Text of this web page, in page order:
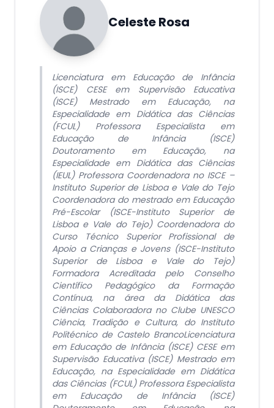
Celeste Rosa
Licenciatura em Educação de Infância
(ISCE) CESE em Supervisão Educativa
(ISCE) Mestrado em Educação, na
Especialidade em Didática das Ciências
(FCUL) Professora Especialista em
Educação de Infância (ISCE)
Doutoramento em Educação, na
Especialidade em Didática das Ciências
(IEUL) Professora Coordenadora no ISCE –
Instituto Superior de Lisboa e Vale do Tejo
Coordenadora do mestrado em Educação
Pré-Escolar (ISCE-Instituto Superior de
Lisboa e Vale do Tejo) Coordenadora do
Curso Técnico Superior Profissional de
Apoio a Crianças e Jovens (ISCE-Instituto
Superior de Lisboa e Vale do Tejo)
Formadora Acreditada pelo Conselho
Científico Pedagógico da Formação
Contínua, na área da Didática das
Ciências Colaboradora no Clube UNESCO
Ciência, Tradição e Cultura, do Instituto
Politécnico de Castelo BrancoLicenciatura
em Educação de Infância (ISCE) CESE em
Supervisão Educativa (ISCE) Mestrado em
Educação, na Especialidade em Didática
das Ciências (FCUL) Professora Especialista
em Educação de Infância (ISCE)